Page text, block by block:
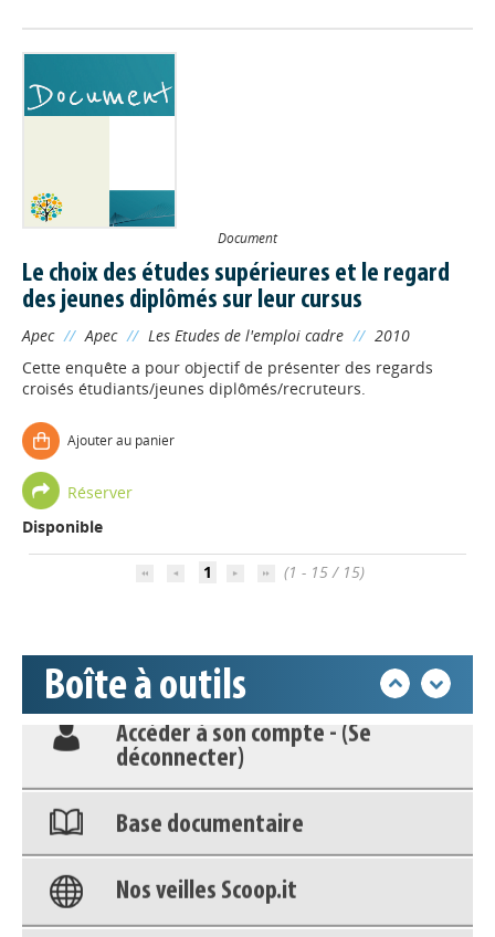
Document
Le choix des études supérieures et le regard
des jeunes diplômés sur leur cursus
Apec // Apec // Les Etudes de l'emploi cadre // 2010
Cette enquête a pour objectif de présenter des regards
croisés étudiants/jeunes diplômés/recruteurs.
Ajouter au panier
Réserver
Disponible
1 (1 - 15 / 15)
Boîte à outils
Accéder à son compte - (Se
déconnecter)
Base documentaire
Nos veilles Scoop.it
Appels à projets